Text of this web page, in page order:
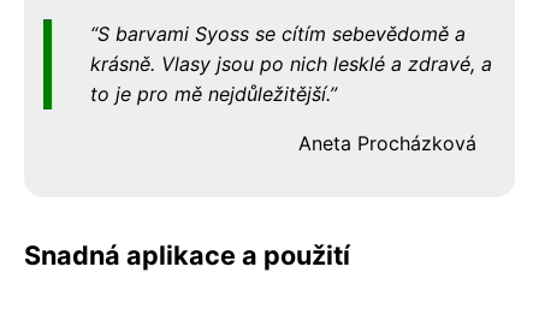
S barvami Syoss se cítím sebevědomě a
krásně. Vlasy jsou po nich lesklé a zdravé, a
to je pro mě nejdůležitější.
Aneta Procházková
Snadná aplikace a použití